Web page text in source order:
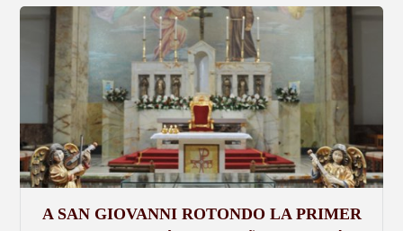
A SAN GIOVANNI ROTONDO LA PRIMER